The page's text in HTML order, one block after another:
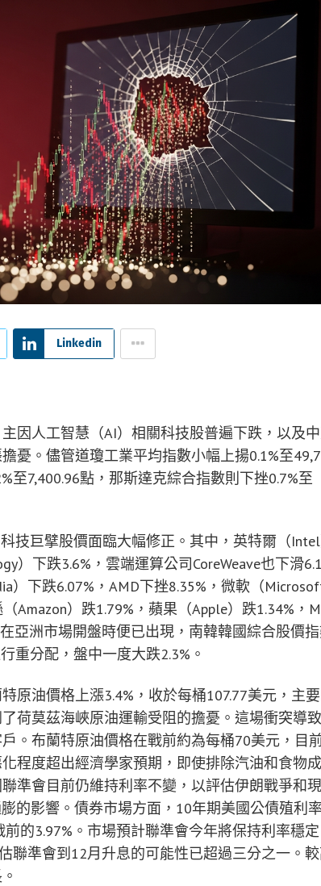
Linkedin
因人工智慧（AI）相關科技股普遍下跌，以及
憂。儘管道瓊工業平均指數小幅上揚0.1%至
至7,400.96點，那斯達克綜合指數則下挫0.7%至
技巨擘股價面臨大幅修正。其中，英特爾（
）下跌3.6%，雲端運算公司CoreWeave也下滑
）下跌6.07%，AMD下挫8.35%，微軟（
Amazon）跌1.79%，蘋果（Apple）跌1.34%，
亞洲市場開盤時便已出現，南韓韓國綜合股價
重分配，盤中一度大跌2.3%。
原油價格上漲3.4%，收於每桶107.77美元，主
荷莫茲海峽原油運輸受阻的擔憂。這場衝突導
。布蘭特原油價格在戰前約為每桶70美元，目
程度超出經濟學家預期，即使排除汽油和食物
準會目前仍維持利率不變，以評估伊朗戰爭和
的影響。債券市場方面，10年期美國公債殖利
的3.97%。市場預計聯準會今年將保持利率穩
聯準會到12月升息的可能性已超過三分之一。